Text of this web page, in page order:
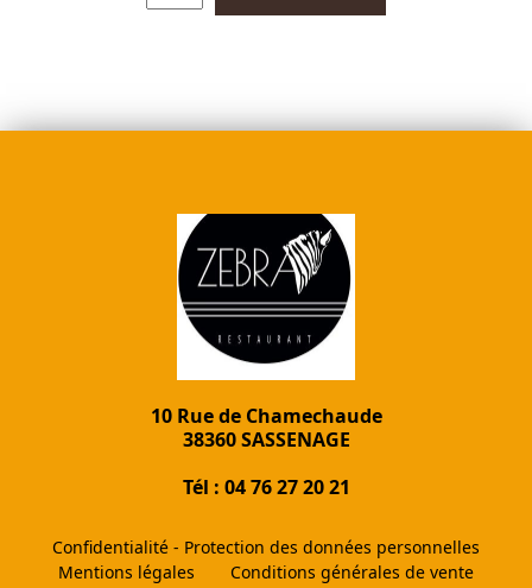
10 Rue de Chamechaude
38360 SASSENAGE
Tél : 04 76 27 20 21
Confidentialité - Protection des données personnelles
Mentions légales
Conditions générales de vente